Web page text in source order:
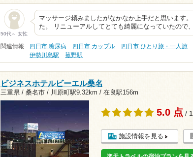
50代～ 女性
マッサージ頼みましたがなかなか上手だと思います
た。 リニューアルしてとても綺麗になっていたので
関連情報 四日市 糖尿病 四日市 カップル 四日市 ひとり旅・一人旅
伊勢川島駅
菰野駅
ビジネスホテルビーエル桑名
三重県 / 桑名市 / 川原町駅9.32km / 在良駅156m
5.0 点 /
施設情報を見る